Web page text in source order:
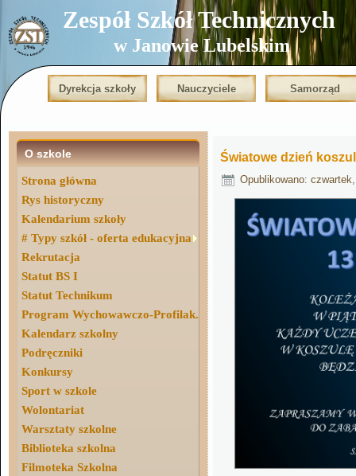
Zespół Szkół Technicznych
w Janowie Lubelskim
Dyrekcja szkoły Nauczyciele Samorząd
O szkole
Strona główna
Rys historyczny
Kalendarium szkoły
# Typy szkół - oferta edukacyjna
Rekrutacja
Statut BS I
Statut Technikum
Program Wychowawczo-Profilak.
Kalendarz szkolny
Podręczniki
Konkursy
Sport w szkole
Wolontariat
Warsztaty szkolne
Biblioteka szkolna
Filmoteka Szkolna
Światowe dzień
Opublikowano: